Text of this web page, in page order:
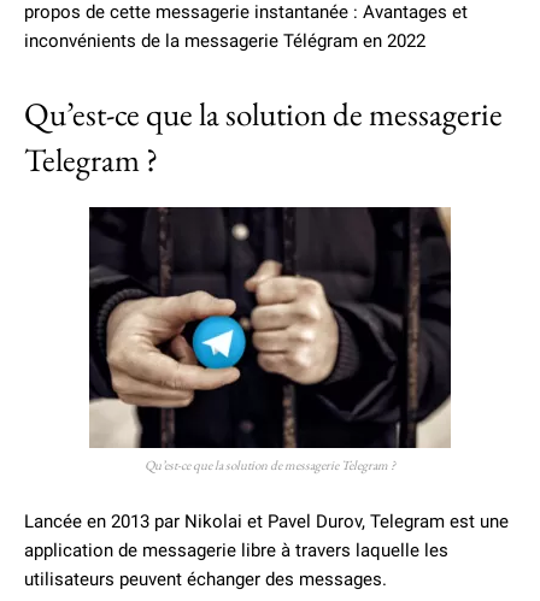
propos de cette messagerie instantanée : Avantages et
inconvénients de la messagerie Télégram en 2022
Qu’est-ce que la solution de messagerie
Telegram ?
Qu’est-ce que la solution de messagerie Telegram ?
Lancée en 2013 par Nikolai et Pavel Durov, Telegram est une
application de messagerie libre à travers laquelle les
utilisateurs peuvent échanger des messages.